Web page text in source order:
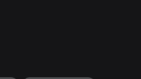
Karrieremodus,
mit grenzenlosen